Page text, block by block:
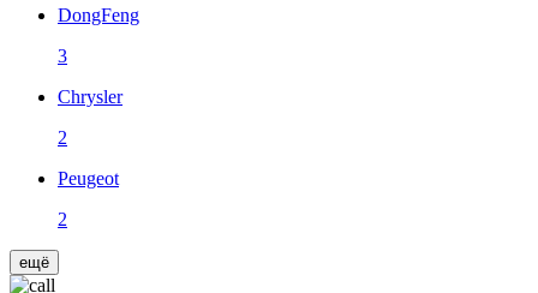
DongFeng
3
Chrysler
2
Peugeot
2
ещё